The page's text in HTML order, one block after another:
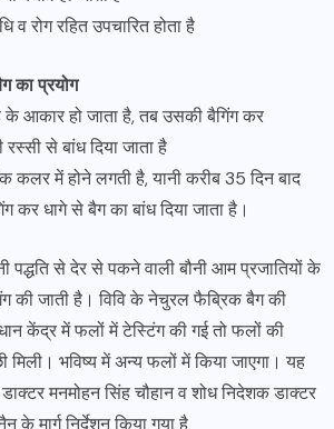
व रोग रहित उपचारित होता है
का प्रयोग
आकार हो जाता है, तब उसकी बैगिंग कर
रस्सी से बांध दिया जाता है
कलर में होने लगती है, यानी करीब 35 दिन बाद
कर धागे से बैग का बांध दिया जाता है।
पद्धति से देर से पकने वाली बौनी आम प्रजातियों के
की जाती है। विवि के नेचुरल फैब्रिक बैग की
केंद्र में फलों में टेस्टिंग की गई तो फलों की
मिली। भविष्य में अन्य फलों में किया जाएगा। यह
मनमोहन सिंह चौहान व शोध निदेशक डाक्टर
के मार्ग निर्देशन किया गया है